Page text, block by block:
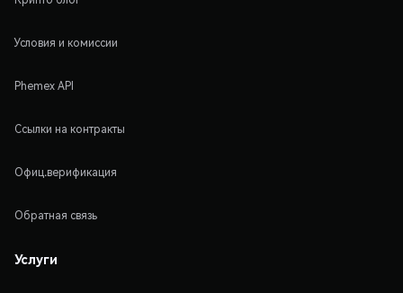
Условия и комиссии
Phemex API
Ссылки на контракты
Офиц.верификация
Обратная связь
Услуги